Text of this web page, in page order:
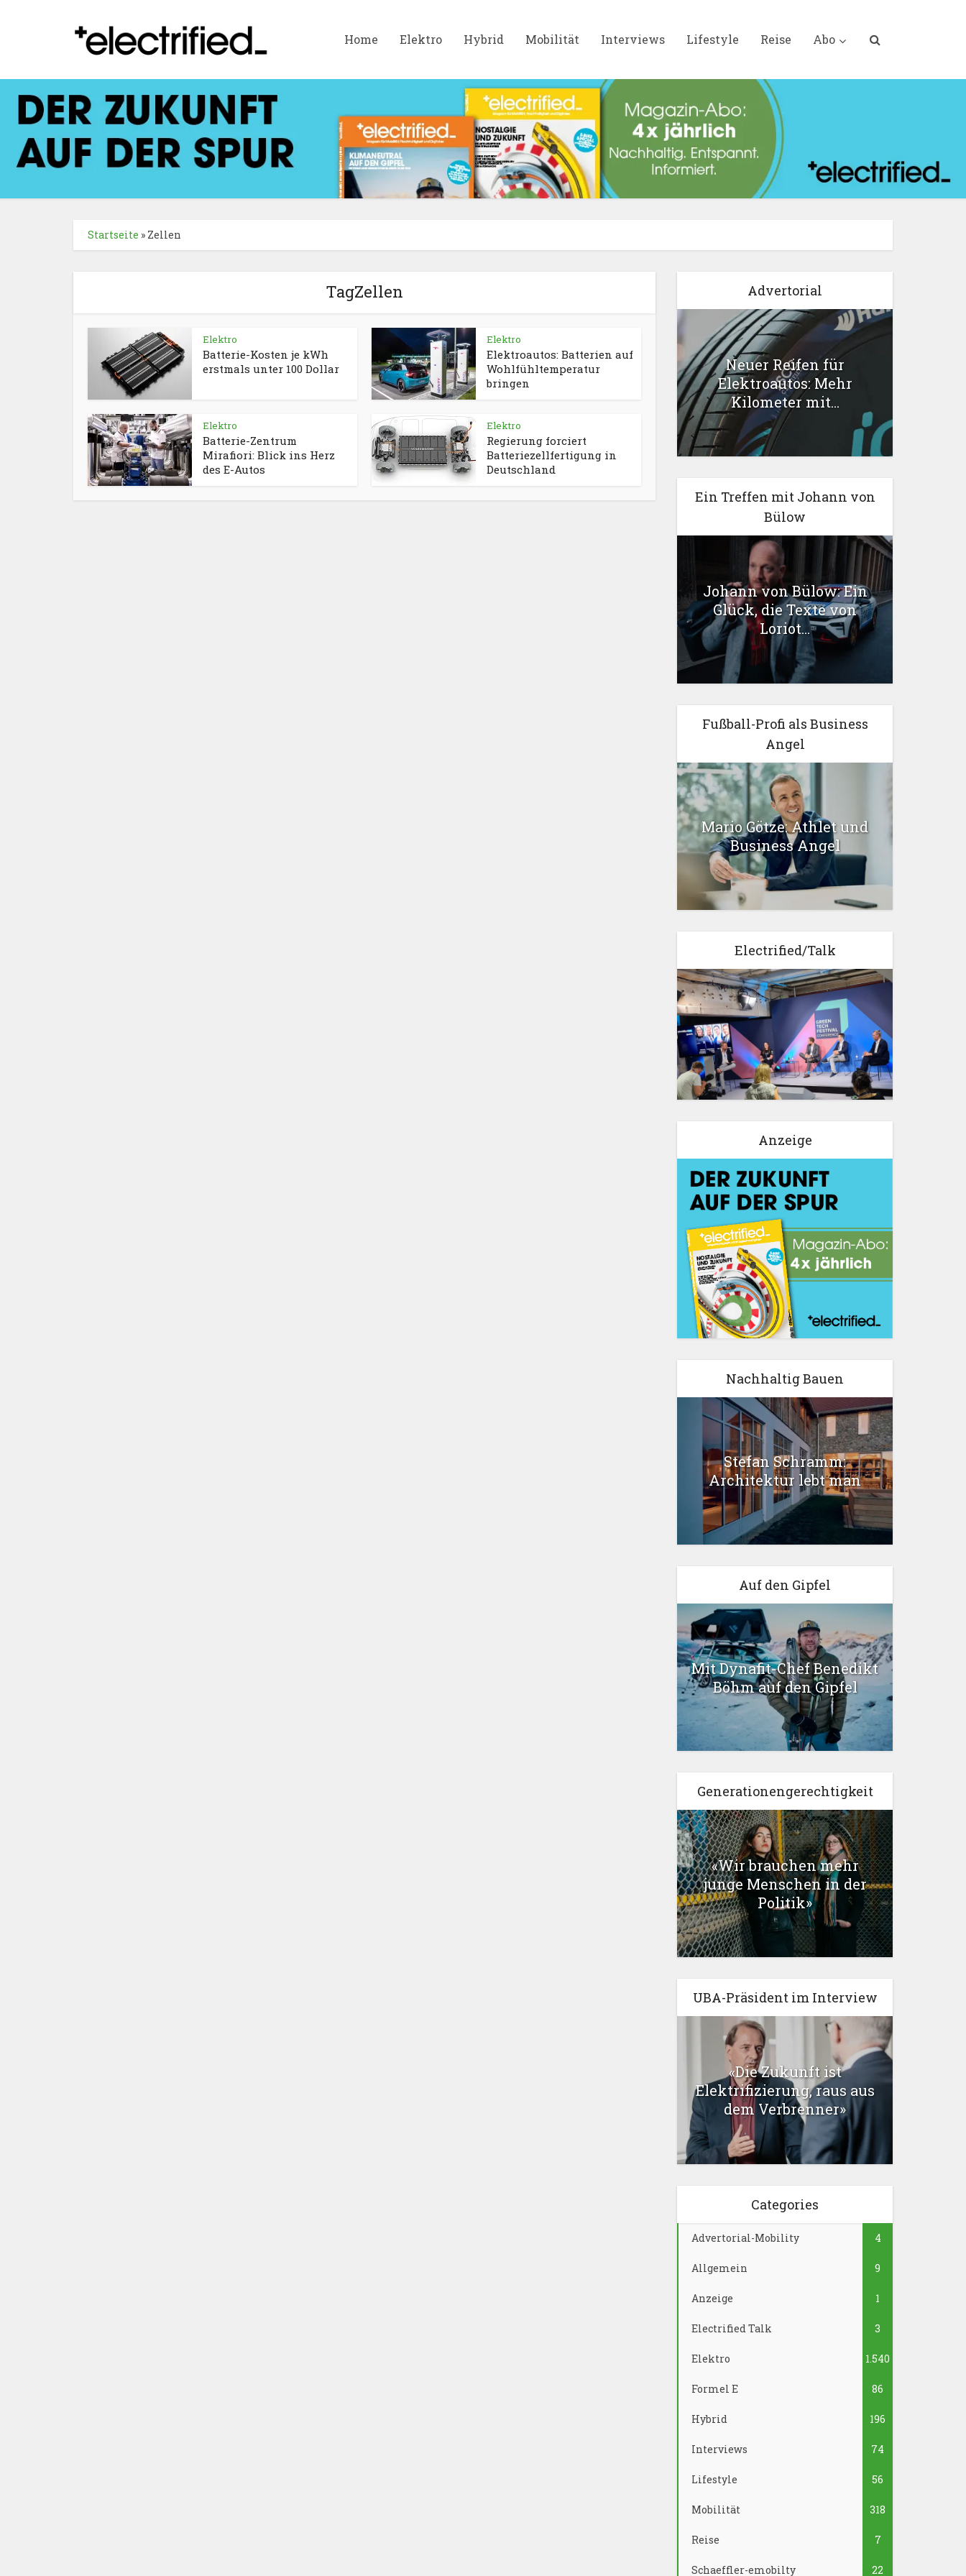
Home Elektro Hybrid Mobilität Interviews Lifestyle Reise Abo
Startseite » Zellen
TagZellen
Elektro
Batterie-Kosten je kWh
erstmals unter 100 Dollar
Elektro
Elektroautos: Batterien auf
Wohlfühltemperatur
bringen
Elektro
Batterie-Zentrum
Mirafiori: Blick ins Herz
des E-Autos
Elektro
Regierung forciert
Batteriezellfertigung in
Deutschland
Advertorial
Neuer Reifen für
Elektroautos: Mehr
Kilometer mit...
Ein Treffen mit Johann von
Bülow
Johann von Bülow: Ein
Glück, die Texte von
Loriot...
Fußball-Profi als Business
Angel
Mario Götze: Athlet und
Business Angel
Electrified/Talk
Anzeige
Nachhaltig Bauen
Stefan Schramm:
Architektur lebt man
Auf den Gipfel
Mit Dynafit-Chef Benedikt
Böhm auf den Gipfel
Generationengerechtigkeit
«Wir brauchen mehr
junge Menschen in der
Politik»
UBA-Präsident im Interview
«Die Zukunft ist
Elektrifizierung, raus aus
dem Verbrenner»
Categories
Advertorial-Mobility 4
Allgemein 9
Anzeige 1
Electrified Talk 3
Elektro 1.540
Formel E 86
Hybrid 196
Interviews 74
Lifestyle 56
Mobilität 318
Reise 7
Schaeffler-emobilty 22